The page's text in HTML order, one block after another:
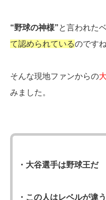
“野球の神様”と言われた
て認められているのですね
そんな現地ファンからの
みました。
・大谷選手は野球王だ
・この人はレベルが違う